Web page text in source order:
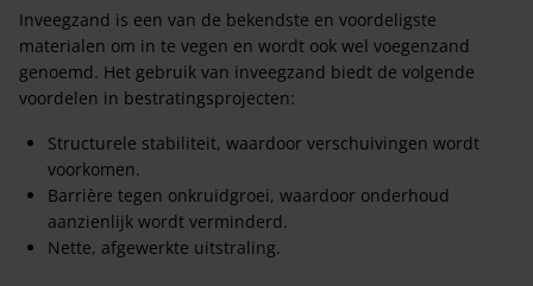
Inveegzand is een van de bekendste en voordeligste
materialen om in te vegen en wordt ook wel voegenzand
genoemd. Het gebruik van inveegzand biedt de volgende
voordelen in bestratingsprojecten:
Structurele stabiliteit, waardoor verschuivingen wordt
voorkomen.
Barrière tegen onkruidgroei, waardoor onderhoud
aanzienlijk wordt verminderd.
Nette, afgewerkte uitstraling.